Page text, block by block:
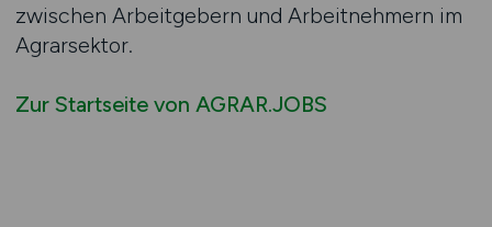
zwischen Arbeitgebern und Arbeitnehmern im
Agrarsektor.
Zur Startseite von AGRAR.JOBS